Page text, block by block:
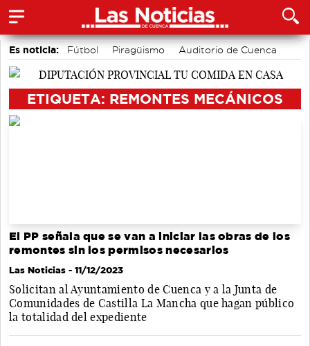
Es noticia: Fútbol Piragüismo
Auditorio de Cuenca
Área de Deportes
ETIQUETA: REMONTES MECÁNICOS
El PP señala que se van a iniciar las obras de los
remontes sin los permisos necesarios
Las Noticias - 11/12/2023
Solicitan al Ayuntamiento de Cuenca y a la Junta de
Comunidades de Castilla La Mancha que hagan público
la totalidad del expediente